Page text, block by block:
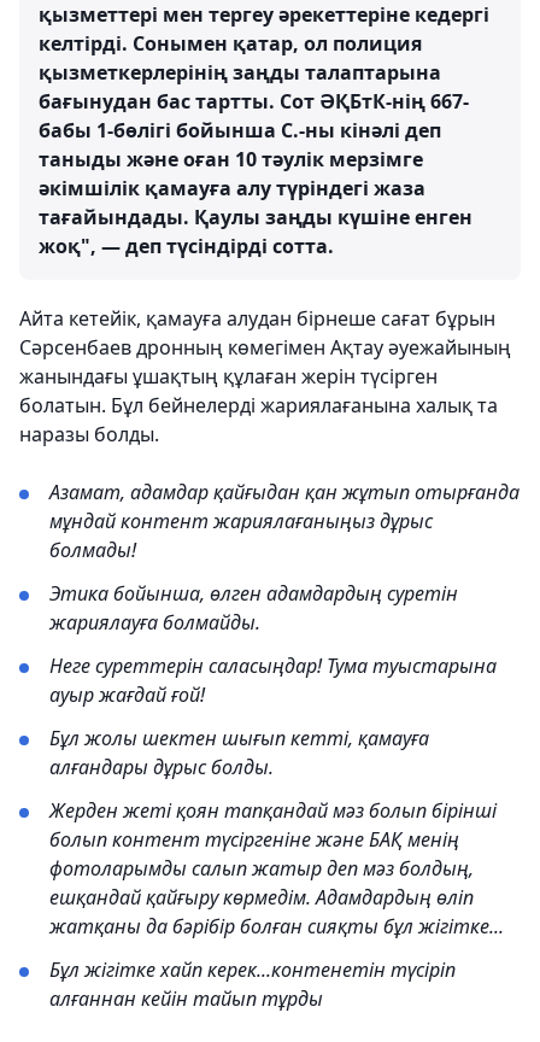
қызметтері мен тергеу әрекеттеріне кедергі
келтірді. Сонымен қатар, ол полиция
қызметкерлерінің заңды талаптарына
бағынудан бас тартты. Сот ӘҚБтК-нің 667-
бабы 1-бөлігі бойынша С.-ны кінәлі деп
таныды және оған 10 тәулік мерзімге
әкімшілік қамауға алу түріндегі жаза
тағайындады. Қаулы заңды күшіне енген
жоқ", — деп түсіндірді сотта.
Айта кетейік, қамауға алудан бірнеше сағат бұрын
Сәрсенбаев дронның көмегімен Ақтау әуежайының
жанындағы ұшақтың құлаған жерін түсірген
болатын. Бұл бейнелерді жариялағанына халық та
наразы болды.
Азамат, адамдар қайғыдан қан жұтып отырғанда
мұндай контент жариялағаныңыз дұрыс
болмады!
Этика бойынша, өлген адамдардың суретін
жариялауға болмайды.
Неге суреттерін саласыңдар! Тума туыстарына
ауыр жағдай ғой!
Бұл жолы шектен шығып кетті, қамауға
алғандары дұрыс болды.
Жерден жеті қоян тапқандай мәз болып бірінші
болып контент түсіргеніне және БАҚ менің
фотоларымды салып жатыр деп мәз болдың,
ешқандай қайғыру көрмедім. Адамдардың өліп
жатқаны да бәрібір болған сияқты бұл жігітке...
Бұл жігітке хайп керек...контенетін түсіріп
алғаннан кейін тайып тұрды